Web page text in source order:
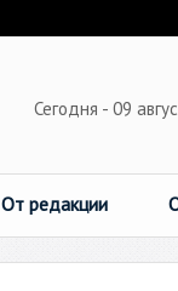
Сегодня - 09
От редакции